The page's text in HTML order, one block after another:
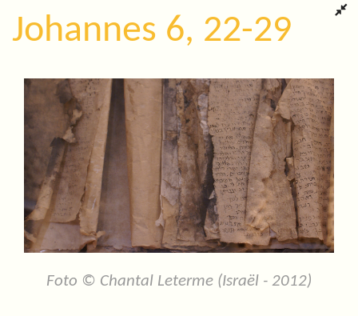
Johannes 6, 22-29
Foto © Chantal Leterme (Israël - 2012)